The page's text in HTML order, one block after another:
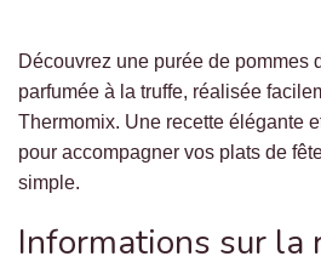
Découvrez une purée de pommes
parfumée à la truffe, réalisée
Thermomix. Une recette élégante
pour accompagner vos plats de
simple.
Informations sur la